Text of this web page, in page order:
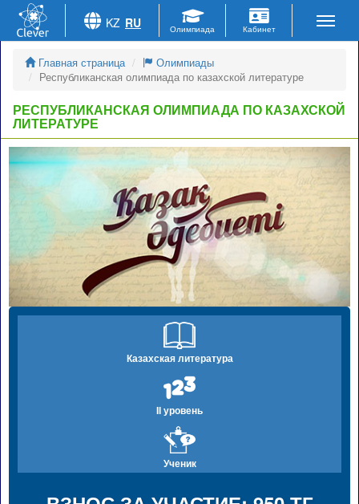
Главная страница
Олимпиады
Республиканская олимпиада по казахской литературе
РЕСПУБЛИКАНСКАЯ ОЛИМПИАДА ПО КАЗАХСКОЙ
ЛИТЕРАТУРЕ
Казахская литература
II уровень
Ученик
KZ RU